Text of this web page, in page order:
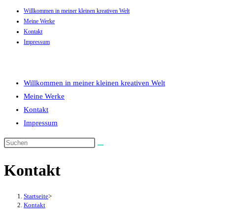
Inhalt
springen
Willkommen in meiner kleinen kreativen Welt
Meine Werke
Kontakt
Impressum
Willkommen in meiner kleinen kreativen Welt
Meine Werke
Kontakt
Impressum
Kontakt
Startseite>
Kontakt